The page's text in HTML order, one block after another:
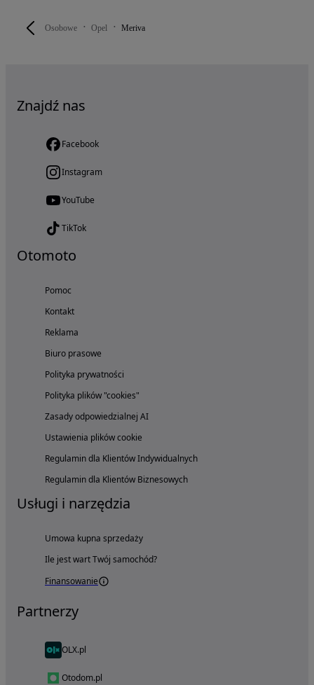
Osobowe Opel Meriva
Znajdź nas
Facebook
Instagram
YouTube
TikTok
Otomoto
Pomoc
Kontakt
Reklama
Biuro prasowe
Polityka prywatności
Polityka plików "cookies"
Zasady odpowiedzialnej AI
Ustawienia plików cookie
Regulamin dla Klientów Indywidualnych
Regulamin dla Klientów Biznesowych
Usługi i narzędzia
Umowa kupna sprzedaży
Ile jest wart Twój samochód?
Finansowanie
Partnerzy
OLX.pl
Otodom.pl